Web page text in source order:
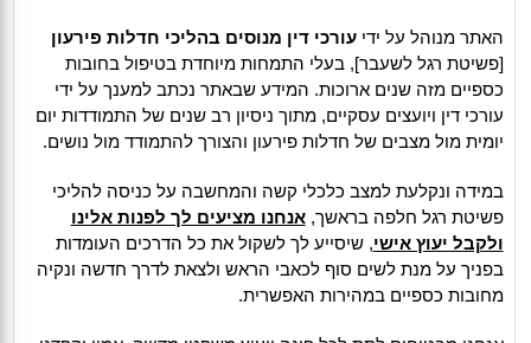
האתר מנוהל על ידיעורכי דין מנוסים בהליכי חדלות פירעון
[פשיטת רגל לשעבר], בעלי התמחות מיוחדת בטיפול בחובות
כספיים מזה שנים ארוכות. המידע שבאתר נכתב למענך על ידי
עורכי דין ויועצים עסקיים, מתוך ניסיון רב שנים של התמודדות יום
יומית מול מצבים של חדלות פירעון והצורך להתמודד מול נושים.
במידה ונקלעת למצב כלכלי קשה והמחשבה על כניסה להליכי
פשיטת רגל חלפה בראשך,אנחנו מציעים לך לפנות אלינו
ולקבל יעוץ אישי, שיסייע לך לשקול את כל הדרכים העומדות
בפניך על מנת לשים סוף לכאבי הראש ולצאת לדרך חדשה ונקיה
מחובות כספיים במהירות האפשרית.